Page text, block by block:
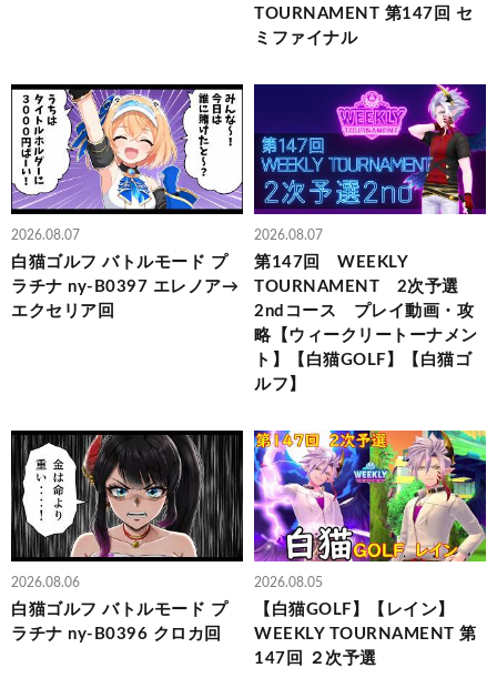
TOURNAMENT 第147回 セ
ミファイナル
2026.08.07
白猫ゴルフ バトルモード プ
ラチナ ny-B0397 エレノア→
エクセリア回
2026.08.07
第147回 WEEKLY
TOURNAMENT 2次予選
2ndコース プレイ動画・攻
略【ウィークリートーナメン
ト】【白猫GOLF】【白猫ゴ
ルフ】
2026.08.06
白猫ゴルフ バトルモード プ
ラチナ ny-B0396 クロカ回
2026.08.05
【白猫GOLF】【レイン】
WEEKLY TOURNAMENT 第
147回 ２次予選